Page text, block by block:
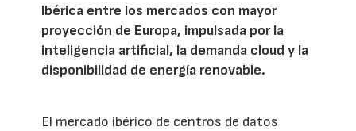
Ibérica entre los mercados con mayor
proyección de Europa, impulsada por la
inteligencia artificial, la demanda cloud y la
disponibilidad de energía renovable.
El mercado ibérico de centros de datos